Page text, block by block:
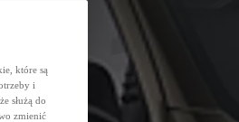
które są
i
służą do
zmienić